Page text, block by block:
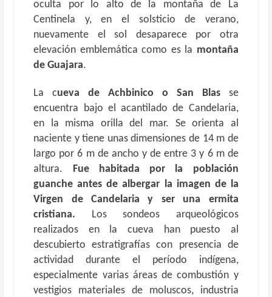
oculta por lo alto de la montaña de La
Centinela y, en el solsticio de verano,
nuevamente el sol desaparece por otra
elevación emblemática como es la montaña
de Guajara.
La cueva de Achbinico o San Blasse
encuentra bajo el acantilado de Candelaria,
en la misma orilla del mar. Se orienta al
naciente y tiene unas dimensiones de 14 m de
largo por 6 m de ancho y de entre 3 y 6 m de
altura. Fue habitada por la población
guanche antes de albergar la imagen de la
Virgen de Candelaria y ser una ermita
cristiana. Los sondeos arqueológicos
realizados en la cueva han puesto al
descubierto estratigrafías con presencia de
actividad durante el período indígena,
especialmente varias áreas de combustión y
vestigios materiales de moluscos, industria